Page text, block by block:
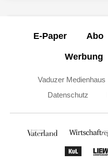
E-Paper Abo
Werbung
Vaduzer Medienhaus
Datenschutz